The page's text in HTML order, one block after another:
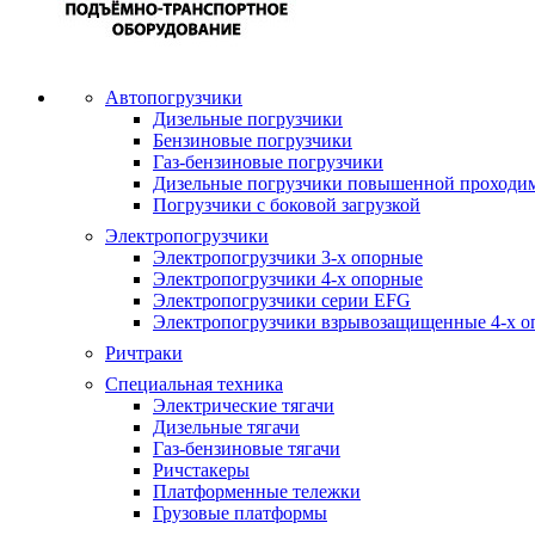
Автопогрузчики
Дизельные погрузчики
Бензиновые погрузчики
Газ-бензиновые погрузчики
Дизельные погрузчики повышенной
Погрузчики с боковой загрузкой
Электропогрузчики
Электропогрузчики 3-х опорные
Электропогрузчики 4-х опорные
Электропогрузчики серии EFG
Электропогрузчики взрывозащищенные 4-х
Ричтраки
Специальная техника
Электрические тягачи
Дизельные тягачи
Газ-бензиновые тягачи
Ричстакеры
Платформенные тележки
Грузовые платформы